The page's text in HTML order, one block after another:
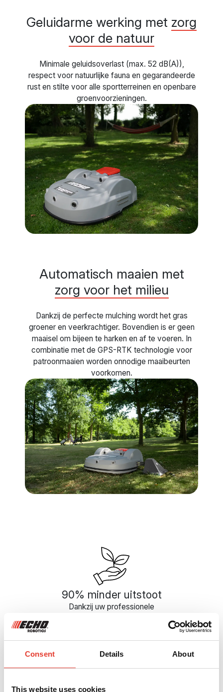
Consent Details About
This website uses cookies
Geluidarme werking met zorg
voor de natuur
Minimale geluidsoverlast (max. 52 dB(A)),
respect voor natuurlijke fauna en gegarandeerde
rust en stilte voor alle sportterreinen en openbare
groenvoorzieningen.
Automatisch maaien met
zorg voor het milieu
Dankzij de perfecte mulching wordt het gras
groener en veerkrachtiger. Bovendien is er geen
maaisel om bijeen te harken en af te voeren. In
combinatie met de GPS-RTK technologie voor
patroonmaaien worden onnodige maaibeurten
voorkomen.
90% minder uitstoot
Dankzij uw professionele
uitgestoten. Chemische
meststoffen en maaiafval zijn
afgestemd op het klimaat.